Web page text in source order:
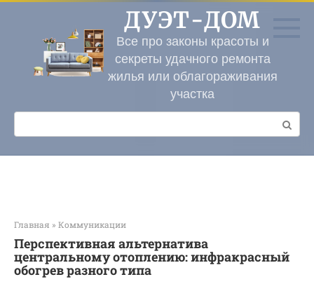
Перейти
контенту
ДУЭТ-ДОМ
Все про законы красоты и
секреты удачного ремонта
жилья или облагораживания
участка
Поиск:
Главная » Коммуникации
Перспективная альтернатива
центральному отоплению: инфракрасный
обогрев разного типа